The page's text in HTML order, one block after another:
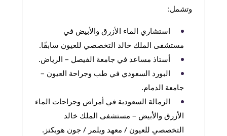
وتشمل:
استشاري الماء الأزرق والأبيض في
مستشفى الملك خالد التخصصي للعيون سابقًا.
أستاذ مساعد في جامعة الفيصل – الرياض.
البورد السعودي في طب وجراحة العيون –
جامعة الدمام.
الزمالة السعودية في أمراض وجراحات الماء
الأزرق والأبيض – مستشفى الملك خالد
التخصصي للعيون / معهد ويلمر / جون هوبكنز.